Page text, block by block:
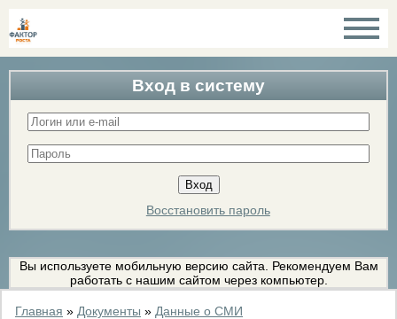
Вход в систему
Восстановить пароль
Вы используете мобильную версию сайта. Рекомендуем Вам
работать с нашим сайтом через компьютер.
Главная » Документы » Данные о СМИ